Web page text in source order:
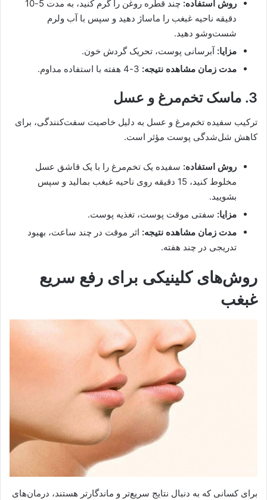
روش استفاده:
چند قطره روغن را گرم کنید، به مدت 5-10
دقیقه ناحیه غبغب را ماساژ دهید و سپس با آب ولرم
شست‌وشو دهید.
مزایا: آبرسانی پوست، تحریک گردش خون.
مدت زمان مشاهده نتیجه:
3. ماسک تخم‌مرغ و عسل
ترکیب سفیده تخم‌مرغ و عسل به دلیل خاصیت سفت‌کنندگی، برای
کاهش شل‌شدگی پوست مؤثر است.
روش استفاده: سفیده یک تخم‌مرغ را با یک قاشق عسل
مخلوط کنید، 15 دقیقه روی ناحیه غبغب بمالید و سپس
بشویید.
مزایا: سفتی موقت پوست، تغذیه پوست.
مدت زمان مشاهده نتیجه: اثر موقت در چند ساعت، بهبود
تدریجی در چند هفته.
روش‌های کلینیکی برای رفع سریع
غبغب
برای کسانی که به دنبال نتایج سریع‌تر و ماندگارتر هستند، درمان‌های